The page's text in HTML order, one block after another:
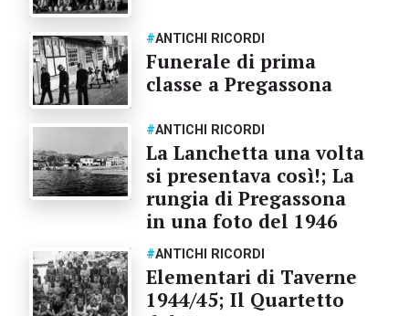
#ANTICHI RICORDI
Funerale di prima
classe a Pregassona
#ANTICHI RICORDI
La Lanchetta una volta
si presentava così!; La
rungia di Pregassona
in una foto del 1946
#ANTICHI RICORDI
Elementari di Taverne
1944/45; Il Quartetto